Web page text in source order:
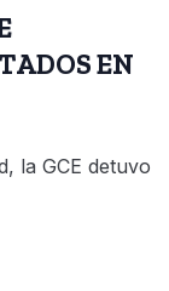
EN
la GCE detuvo